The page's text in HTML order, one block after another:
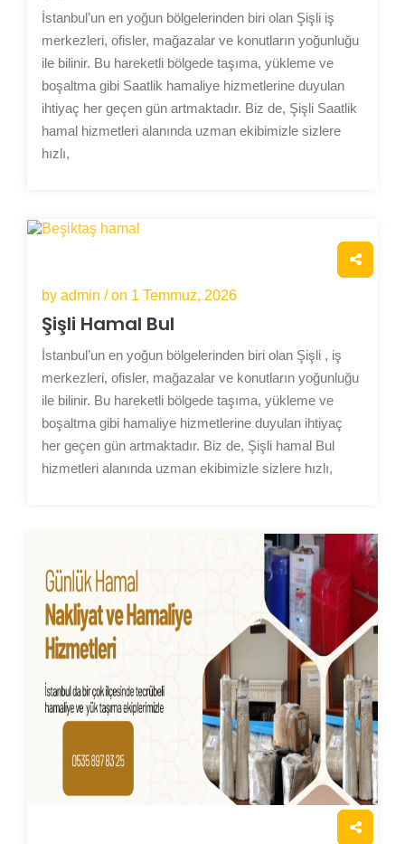
İstanbul’un en yoğun bölgelerinden biri olan Şişli iş
merkezleri, ofisler, mağazalar ve konutların yoğunluğu
ile bilinir. Bu hareketli bölgede taşıma, yükleme ve
boşaltma gibi Saatlik hamaliye hizmetlerine duyulan
ihtiyaç her geçen gün artmaktadır. Biz de, Şişli Saatlik
hamal hizmetleri alanında uzman ekibimizle sizlere
hızlı,
by admin / on 1 Temmuz, 2026
Şişli Hamal Bul
İstanbul’un en yoğun bölgelerinden biri olan Şişli , iş
merkezleri, ofisler, mağazalar ve konutların yoğunluğu
ile bilinir. Bu hareketli bölgede taşıma, yükleme ve
boşaltma gibi hamaliye hizmetlerine duyulan ihtiyaç
her geçen gün artmaktadır. Biz de, Şişli hamal Bul
hizmetleri alanında uzman ekibimizle sizlere hızlı,